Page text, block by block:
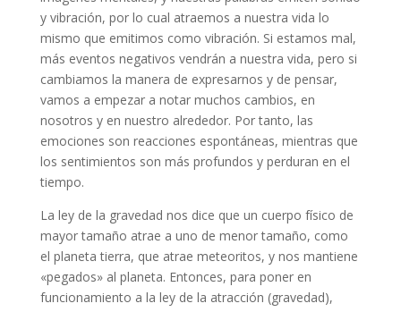
y vibración, por lo cual atraemos a nuestra vida lo
mismo que emitimos como vibración. Si estamos mal,
más eventos negativos vendrán a nuestra vida, pero si
cambiamos la manera de expresarnos y de pensar,
vamos a empezar a notar muchos cambios, en
nosotros y en nuestro alrededor. Por tanto, las
emociones son reacciones espontáneas, mientras que
los sentimientos son más profundos y perduran en el
tiempo.
La ley de la gravedad nos dice que un cuerpo físico de
mayor tamaño atrae a uno de menor tamaño, como
el planeta tierra, que atrae meteoritos, y nos mantiene
«pegados» al planeta. Entonces, para poner en
funcionamiento a la ley de la atracción (gravedad),